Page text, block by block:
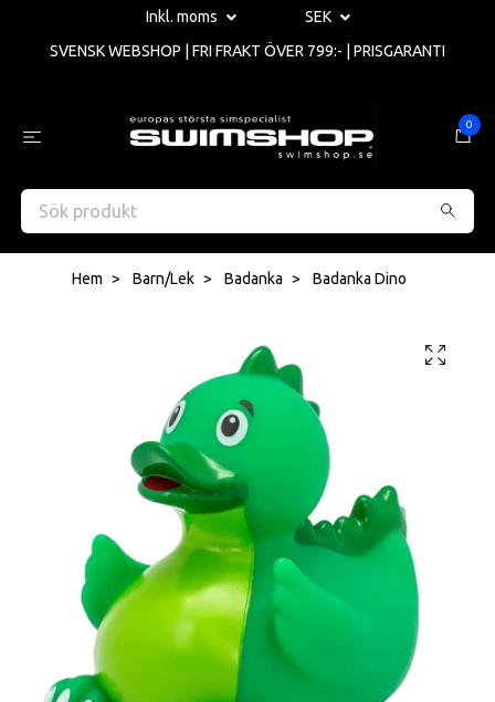
Inkl. moms
SEK
SVENSK WEBSHOP | FRI FRAKT ÖVER 799:- | PRISGARANTI
0
Hem Barn/Lek Badanka Badanka Dino